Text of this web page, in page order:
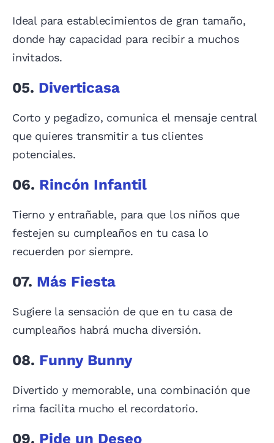
Ideal para establecimientos de gran tamaño,
donde hay capacidad para recibir a muchos
invitados.
05. Diverticasa
Corto y pegadizo, comunica el mensaje central
que quieres transmitir a tus clientes
potenciales.
06. Rincón Infantil
Tierno y entrañable, para que los niños que
festejen su cumpleaños en tu casa lo
recuerden por siempre.
07. Más Fiesta
Sugiere la sensación de que en tu casa de
cumpleaños habrá mucha diversión.
08. Funny Bunny
Divertido y memorable, una combinación que
rima facilita mucho el recordatorio.
09. Pide un Deseo